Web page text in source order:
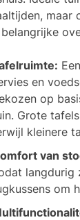
maar
en
op
Grote
kleinere
van
langdurig
om